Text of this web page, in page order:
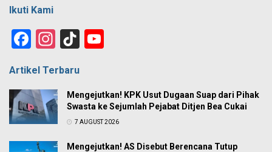
Ikuti Kami
Facebook
Instagram
TikTok
Artikel Terbaru
Mengejutkan! KPK Usut Dugaan Suap dari Pihak
Swasta ke Sejumlah Pejabat Ditjen Bea Cukai
7 AUGUST 2026
Mengejutkan! AS Disebut Berencana Tutup